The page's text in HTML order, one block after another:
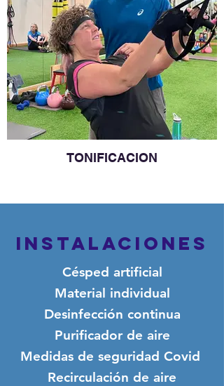
TONIFICACION
InstalacioneS
Césped artificial
Material individual
Desinfección continua
Purificador de aire
Medidas de seguridad Covid
Recirculación de aire